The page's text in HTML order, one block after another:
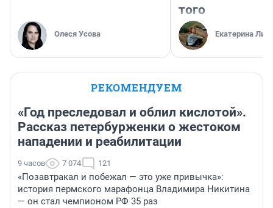
Олеся Усова
того
Екатерина
РЕКОМЕНДУЕМ
«Год преследовал и облил кислотой».
Рассказ петербурженки о жестоком
нападении и реабилитации
9 часов 7 074 121
«Позавтракал и побежал — это уже привычка»:
история пермского марафонца Владимира Никитина
— он стал чемпионом РФ 35 раз